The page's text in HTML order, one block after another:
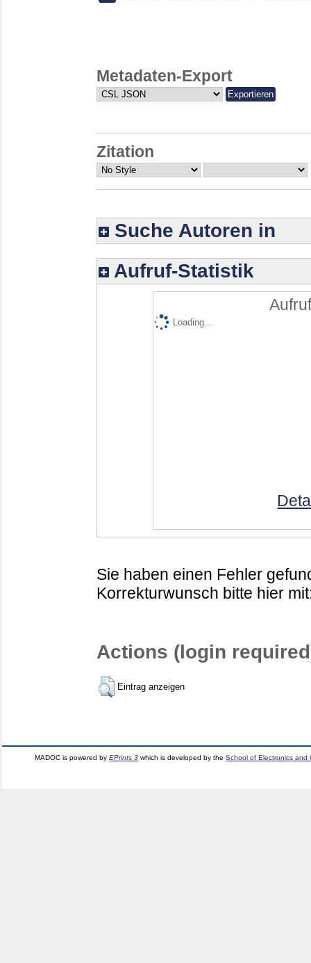
Metadaten-Export
Zitation
Suche Autoren in
Aufruf-Statistik
Loading...
Sie haben einen Fehler
Korrekturwunsch bitte hier
Actions (login
Eintrag anzeigen
MADOC is powered byEPrints 3 which is developed by theSchool of Electronics and